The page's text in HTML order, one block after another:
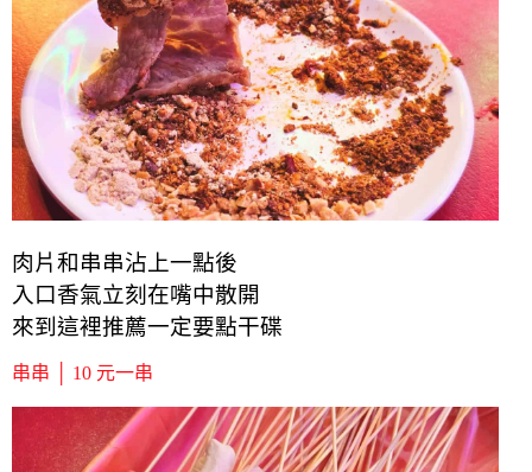
肉片和串串沾上一點後
入口香氣立刻在嘴中散開
來到這裡推薦一定要點干碟
串串 │ 10 元一串